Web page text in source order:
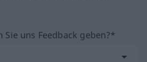
Sie uns Feedback geben?*